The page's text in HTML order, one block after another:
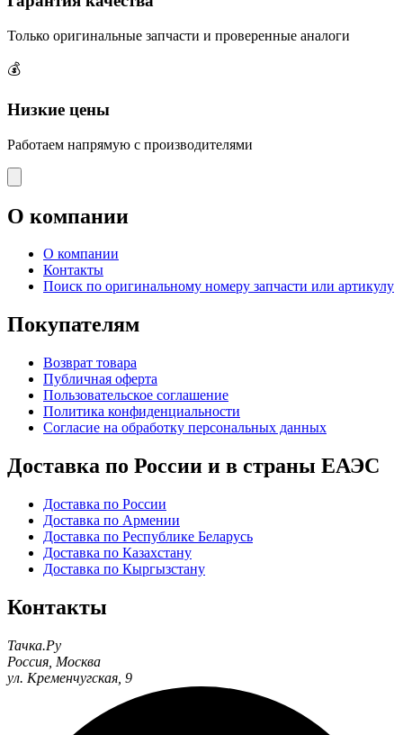
Только оригинальные запчасти и проверенные аналоги
💰
Низкие цены
Работаем напрямую с производителями
О компании
О компании
Контакты
Поиск по оригинальному номеру запчасти или артикулу
Покупателям
Возврат товара
Публичная оферта
Пользовательское соглашение
Политика конфиденциальности
Согласие на обработку персональных данных
Доставка по России и в страны ЕАЭС
Доставка по России
Доставка по Армении
Доставка по Республике Беларусь
Доставка по Казахстану
Доставка по Кыргызстану
Контакты
Тачка.Ру
Россия Москва
ул. Кременчугская, 9